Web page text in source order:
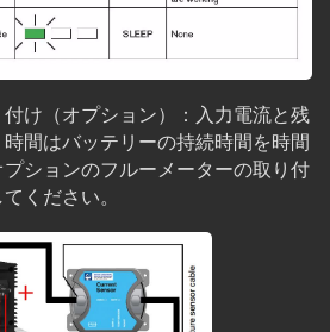
け（オプション）：入力電流と残
間はバッテリーの持続時間を時間
ションのフルーメーターの取り付
ください。